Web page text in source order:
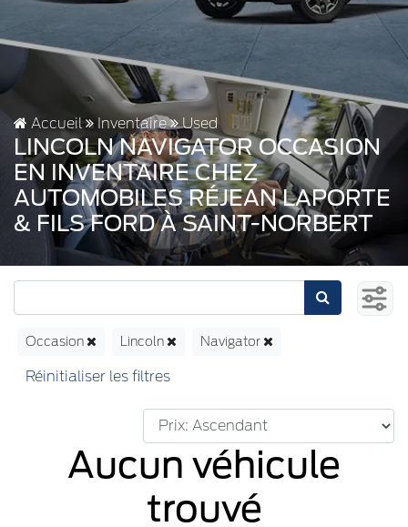
Accueil Inventaire Used
LINCOLN NAVIGATOR OCCASION
EN INVENTAIRE CHEZ
AUTOMOBILES RÉJEAN LAPORTE
& FILS FORD À SAINT-NORBERT
Occasion Lincoln Navigator
Aucun véhicule
trouvé